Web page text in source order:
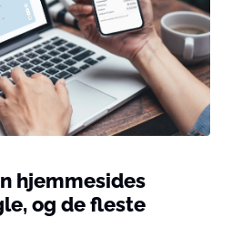
hjemmesides
og de fleste